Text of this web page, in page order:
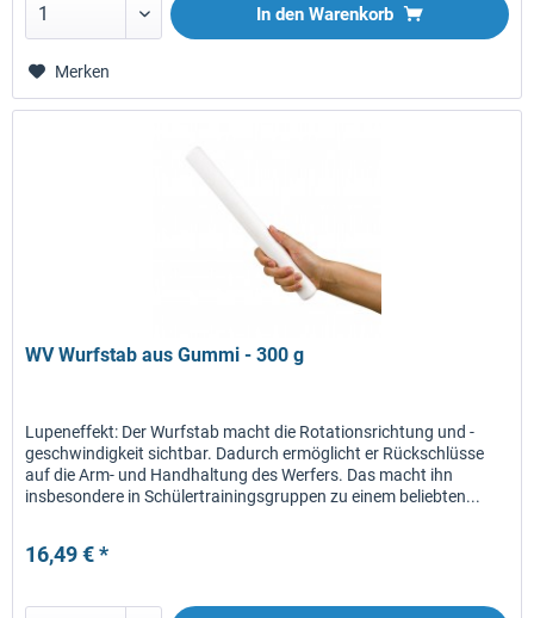
In den Warenkorb
Merken
WV Wurfstab aus Gummi - 300 g
Lupeneffekt: Der Wurfstab macht die Rotationsrichtung und -
geschwindigkeit sichtbar. Dadurch ermöglicht er Rückschlüsse
auf die Arm- und Handhaltung des Werfers. Das macht ihn
insbesondere in Schülertrainingsgruppen zu einem beliebten...
16,49 € *